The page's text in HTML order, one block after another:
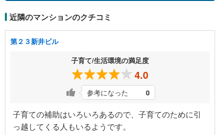
近隣のマンションのクチコミ
第２３新井ビル
子育て/生活環境の満足度
4.0
参考になった 0
子育ての補助はいろいろあるので、子育てのために引
っ越してくる人もいるようです。